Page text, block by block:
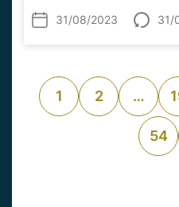
31/08/2023 31/
1 2 …
54